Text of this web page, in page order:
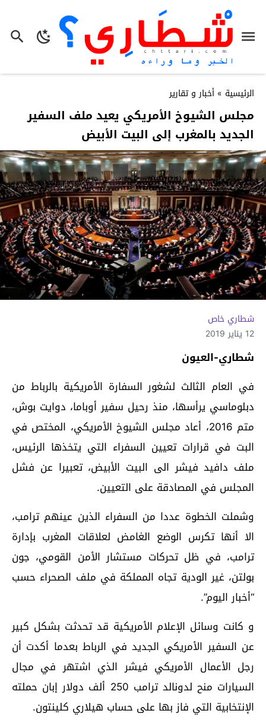
الرئيسية » أخبار و تقارير
مجلس الشيوخ الأمريكي يعيد ملف السفير
الجديد بالمغرب إلى البيت الأبيض
شطاري خاص
12 يناير 2019
شطاري-العيون
في العام الثالث لشغور السفارة الأمريكية بالرباط من
دبلوماسي يرأسها، منذ رحيل سفير أوباما، دوايت بوش،
متم 2016، أعاد مجلس الشيوخ الأمريكي، المختص في
البت في قرارات تعيين السفراء التي يتخذها الرئيس،
ملف دافيد فيشر الى البيت الأبيض، تعبيرا عن فشل
المجلس في المصادقة على التعيين.
وشملت الخطوة عددا من السفراء الذين عينهم ترامب،
الا أنها تكرس الوضع الغامض لعلاقات المغرب بإدارة
ترامب، في ظل تحركات مستشار الأمن القومي، جون
بولتن، غير الودية تجاه المملكة في ملف الصحراء حسب
“أخبار اليوم”.
و كانت وسائل الإعلام الأمريكية قد تحدثت بشكل كبير
عن السفير الأمريكي الجديد في الرباط بعدما أكدت أن
رجل الأعمال الأمريكي فيشر الذي اشتهر في مجال
السيارات منح لدونالد ترامب 250 ألف دولار إبان حملته
الإنتخابية التي فاز بها على حساب هيلاري كلينتون.